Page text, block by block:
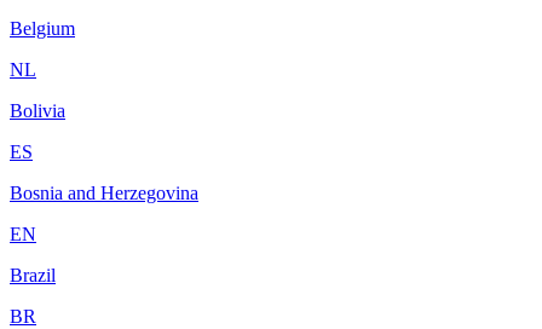
Belgium
NL
Bolivia
ES
Bosnia and Herzegovina
EN
Brazil
BR